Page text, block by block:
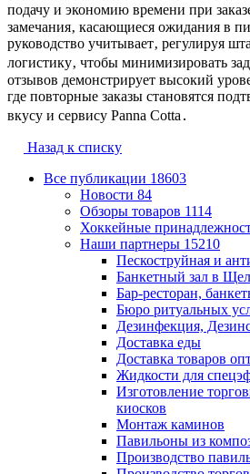
подачу и экономию времени при
замечания‚ касающиеся ожидания в
руководство учитывает‚ регулируя
логистику‚ чтобы минимизировать
отзывов демонстрирует высокий
где повторные заказы становятся
вкусу и сервису Panna Cotta․
Назад к списку
Все публикации 18603
Новости 84
Обзоры товаров 1114
Хоккейные
Наши партнеры 15210
Пескоструйная и
Банкетный зал в
Бар-ресторан,
Бюро ритуальных
Дезинфекция,
Доставка еды
Доставка товаров
Жидкости для
Изготовление
киосков
Монтаж каминов
Павильоны из
Производство